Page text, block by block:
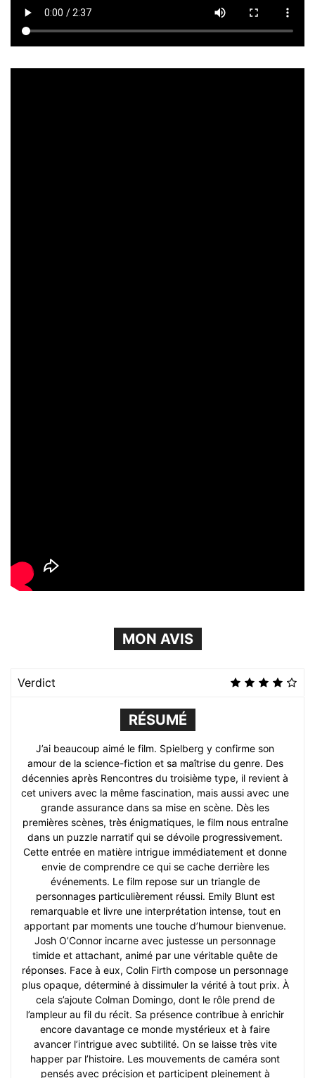
MON AVIS
Verdict
RÉSUMÉ
J’ai beaucoup aimé le film. Spielberg y confirme son
amour de la science-fiction et sa maîtrise du genre. Des
décennies après Rencontres du troisième type, il revient à
cet univers avec la même fascination, mais aussi avec une
grande assurance dans sa mise en scène. Dès les
premières scènes, très énigmatiques, le film nous entraîne
dans un puzzle narratif qui se dévoile progressivement.
Cette entrée en matière intrigue immédiatement et donne
envie de comprendre ce qui se cache derrière les
événements. Le film repose sur un triangle de
personnages particulièrement réussi. Emily Blunt est
remarquable et livre une interprétation intense, tout en
apportant par moments une touche d’humour bienvenue.
Josh O’Connor incarne avec justesse un personnage
timide et attachant, animé par une véritable quête de
réponses. Face à eux, Colin Firth compose un personnage
plus opaque, déterminé à dissimuler la vérité à tout prix. À
cela s’ajoute Colman Domingo, dont le rôle prend de
l’ampleur au fil du récit. Sa présence contribue à enrichir
encore davantage ce monde mystérieux et à faire
avancer l’intrigue avec subtilité. On se laisse très vite
happer par l’histoire. Les mouvements de caméra sont
pensés avec précision et participent pleinement à